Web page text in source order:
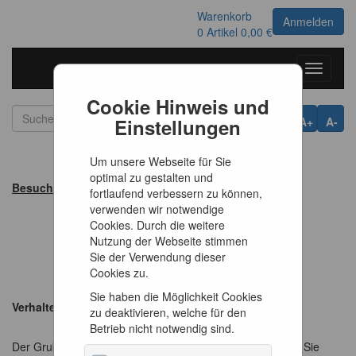
Cookie Hinweis und
Einstellungen
Um unsere Webseite für Sie
optimal zu gestalten und
fortlaufend verbessern zu können,
verwenden wir notwendige
Cookies. Durch die weitere
Nutzung der Webseite stimmen
Sie der Verwendung dieser
Cookies zu.
Sie haben die Möglichkeit Cookies
zu deaktivieren, welche für den
Betrieb nicht notwendig sind.
Warenkorb
0 Artikel 0,00 €
Anmelden
Toggle
A-
A+
Besucherordnung
Verhalten auf dem Museumsgelände
Der Gruben- und Aufbereitungsbetrieb ruhen seit Jahren. Sie